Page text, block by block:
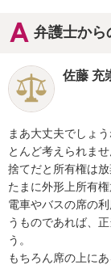
弁護士から
佐藤 充
まあ大丈夫でしょ
とんど考えられま
捨てだと所有権は放
たまに外形上所有
電車やバスの席の
うものであれば、
う。
もちろん席の上に